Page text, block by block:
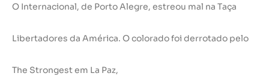
O Internacional, de Porto Alegre, estreou mal na Taça
Libertadores da América. O colorado foi derrotado pelo
The Strongest em La Paz,